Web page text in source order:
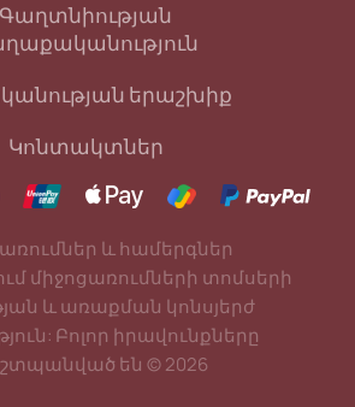
Գաղտնիության
երաշխիք
Կոնտակտներ
և համերգներ
միջոցառումների տոմսերի
և առաքման կոնսյերժ
Բոլոր իրավունքները
են ©2026